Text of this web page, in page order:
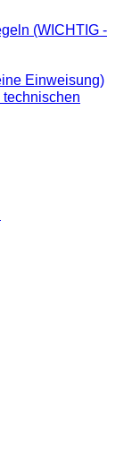
(WICHTIG -
Einweisung)